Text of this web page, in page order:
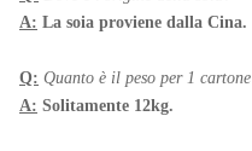
A: La soia proviene dalla Cina.
Q: Quanto è il peso per 1
A: Solitamente 12kg.